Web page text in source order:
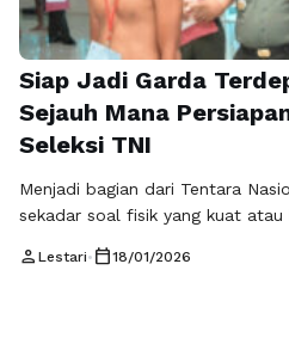
Siap Jadi Garda
Sejauh Mana
Seleksi TNI
Menjadi bagian dari Tentara
sekadar soal fisik yang kuat atau
kedisiplinan sejak awal. Banyak
person Lestari• calendar_today18/01/2026